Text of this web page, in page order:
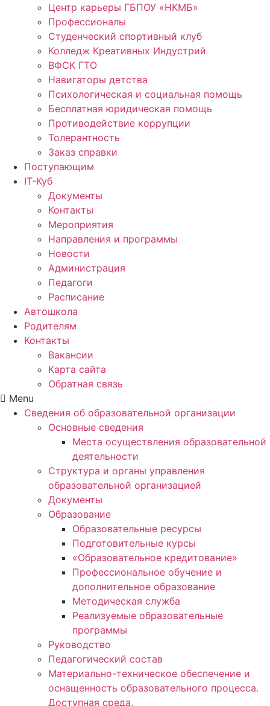
Центр карьеры ГБПОУ «НКМБ»
Профессионалы
Студенческий спортивный клуб
Колледж Креативных Индустрий
ВФСК ГТО
Навигаторы детства
Психологическая и социальная помощь
Бесплатная юридическая помощь
Противодействие коррупции
Толерантность
Заказ справки
Поступающим
IT-Куб
Документы
Контакты
Мероприятия
Направления и программы
Новости
Администрация
Педагоги
Расписание
Автошкола
Родителям
Контакты
Вакансии
Карта сайта
Обратная связь
Menu
Сведения об образовательной организации
Основные сведения
Места осуществления образовательной
деятельности
Структура и органы управления
образовательной организацией
Документы
Образование
Образовательные ресурсы
Подготовительные курсы
«Образовательное кредитование»
Профессиональное обучение и
дополнительное образование
Методическая служба
Реализуемые образовательные
программы
Руководство
Педагогический состав
Материально-техническое обеспечение и
оснащенность образовательного процесса.
Доступная среда.